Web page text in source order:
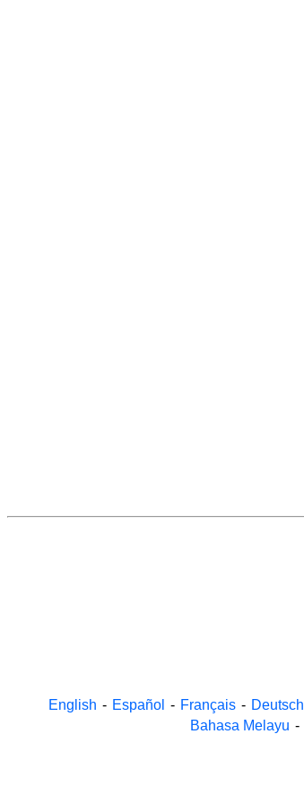
English - Español - Français - Deutsch
Bahasa Melayu -